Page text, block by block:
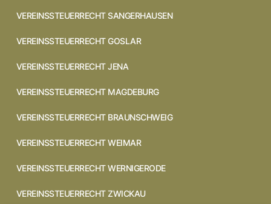
VEREINSSTEUERRECHT SANGERHAUSEN
VEREINSSTEUERRECHT GOSLAR
VEREINSSTEUERRECHT JENA
VEREINSSTEUERRECHT MAGDEBURG
VEREINSSTEUERRECHT BRAUNSCHWEIG
VEREINSSTEUERRECHT WEIMAR
VEREINSSTEUERRECHT WERNIGERODE
VEREINSSTEUERRECHT ZWICKAU